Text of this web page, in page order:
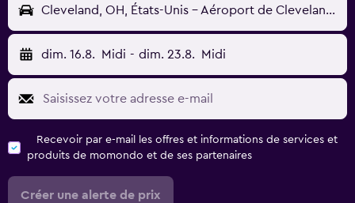
Cleveland, OH, États-Unis - Aéroport de Cleveland-Hopkins (CLE)
dim. 16.8. Midi - dim. 23.8. Midi
Recevoir par e-mail les offres et informations de services et
produits de momondo et de ses partenaires
Créer une alerte de prix